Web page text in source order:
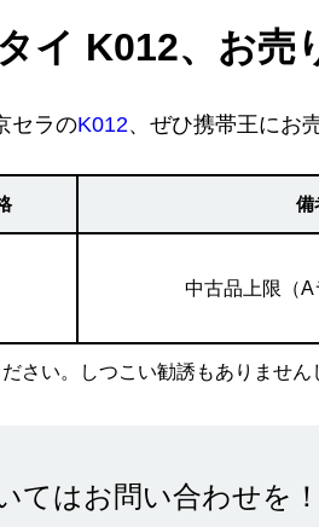
イ K012、お売
セラのK012、ぜひ携帯王にお
備
中古品上限（A
い。しつこい勧誘もありません
てはお問い合わせを！